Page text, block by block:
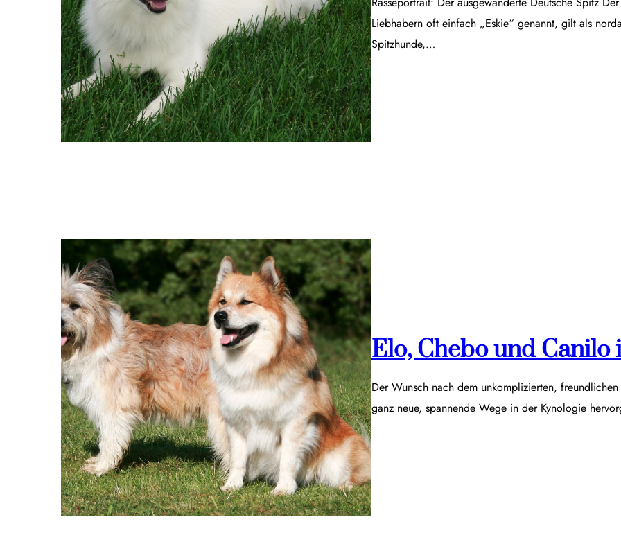
Liebhabern oft einfach „Eskie“ genannt, gilt als
Spitzhunde,…
Elo, Chebo und Canilo
Der Wunsch nach dem unkomplizierten,
ganz neue, spannende Wege in der Kynologie